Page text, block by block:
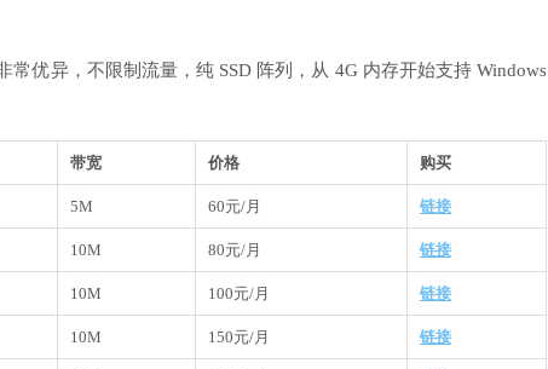
优异，不限制流量，纯 SSD 阵列，从 4G 内存开始支持 Windows
带宽 价格 购买
5M 60元/月 链接
10M 80元/月 链接
10M 100元/月 链接
10M 150元/月 链接